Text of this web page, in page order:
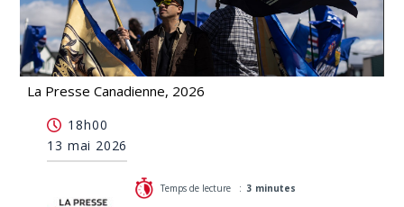
La Presse Canadienne, 2026
albertains en vertu des traités
18h00
13 mai 2026
Temps de lecture :3 minutes